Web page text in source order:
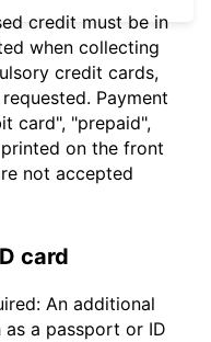
credit must be in
when collecting
credit cards,
Payment
card", "prepaid",
on the front
not accepted
card
An additional
a passport or ID